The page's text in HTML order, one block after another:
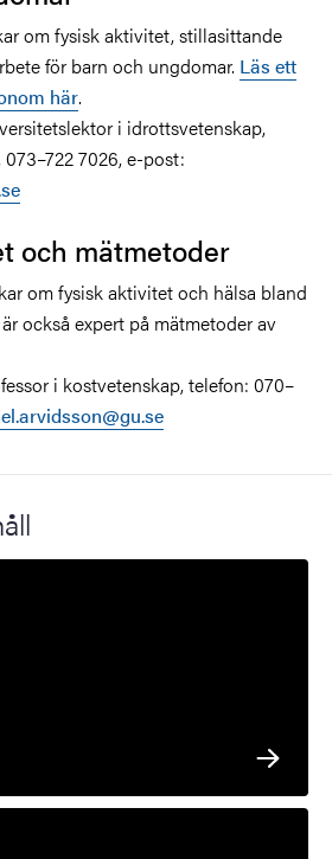
om fysisk aktivitet, stillasittande
för barn och ungdomar. Läs ett
här.
i idrottsvetenskap,
7026, e-post:
och mätmetoder
om fysisk aktivitet och hälsa bland
också expert på mätmetoder av
i kostvetenskap, telefon: 070–